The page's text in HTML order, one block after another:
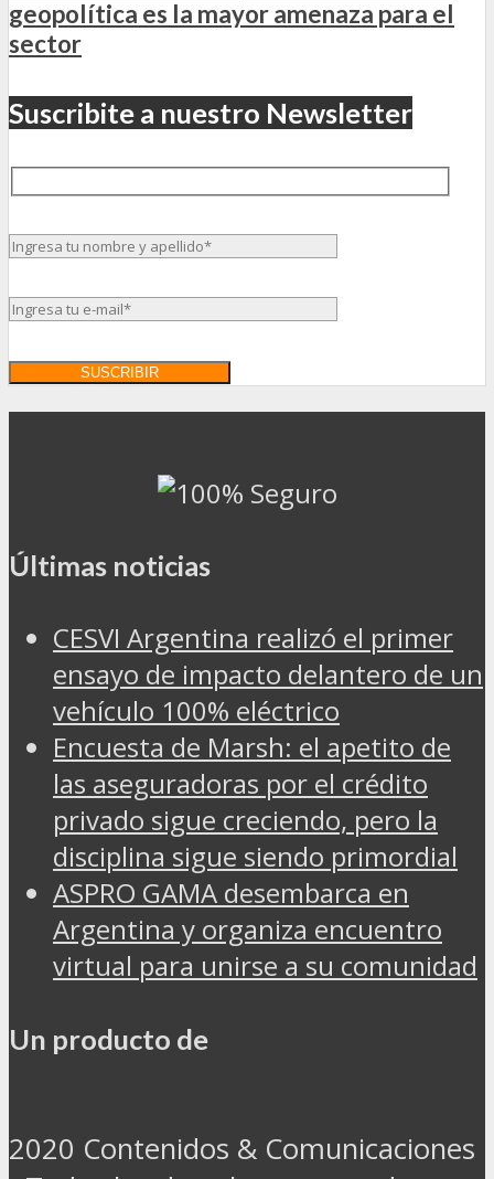
geopolítica es la mayor amenaza para el
sector
Suscribite a nuestro Newsletter
Últimas noticias
CESVI Argentina realizó el primer
ensayo de impacto delantero de un
vehículo 100% eléctrico
Encuesta de Marsh: el apetito de
las aseguradoras por el crédito
privado sigue creciendo, pero la
disciplina sigue siendo primordial
ASPRO GAMA desembarca en
Argentina y organiza encuentro
virtual para unirse a su comunidad
Un producto de
2020 Contenidos & Comunicaciones